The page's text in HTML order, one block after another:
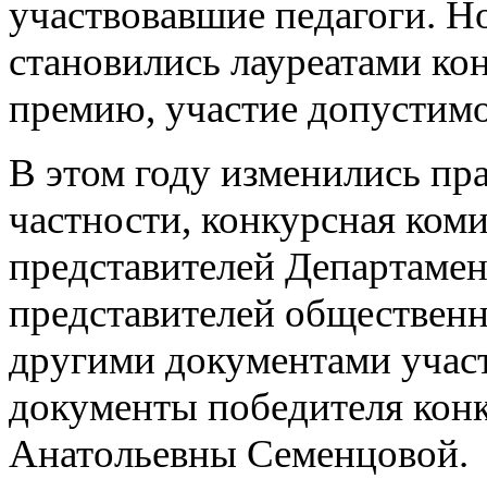
участвовавшие педагоги.
становились лауреатами
премию, участие
В этом году изменились
частности, конкурсная
представителей
представителей
другими документами
документы победителя
Анатольевны Семенцовой.